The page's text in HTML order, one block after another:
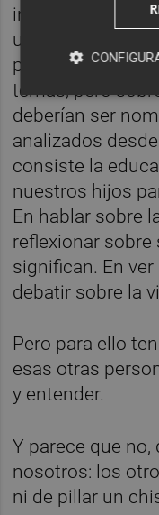
ironías o de ver
una ficción. La
pedagogía. Y
temas, pero
deberían ser
analizados
consiste la
nuestros hijos
En hablar sobre
reflexionar
significan. En
debatir sobre la
Pero para ello
esas otras
y entender.
Y parece que
nosotros: los
ni de pillar un